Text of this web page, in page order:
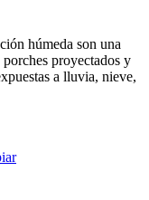
húmeda son una
proyectados y
a lluvia, nieve,